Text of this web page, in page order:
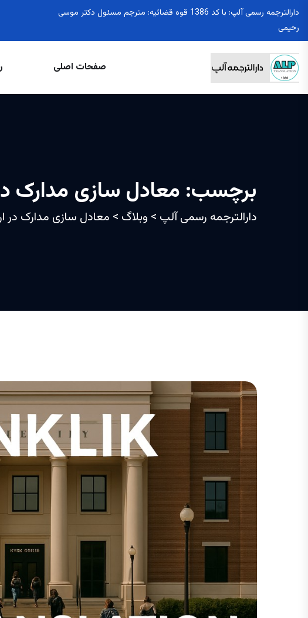
دارالترجمه رسمی آلپ: با کد 1386 قوه قضائیه: مترجم مسئول دکتر موسی
رحیمی
صفحات اصلی
برچسب: معادل سازی مدارک
دارالترجمه رسمی آلپ > وبلاگ > معادل سازی مدارک در